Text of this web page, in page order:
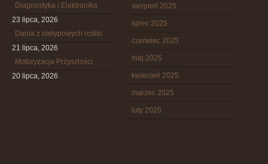
Diagnostyka i Elektronika
23 lipca, 2026
Dania z nietypowych roślin
21 lipca, 2026
Motoryzacja Przyszłości
20 lipca, 2026
sierpień 2025
lipiec 2025
czerwiec 2025
maj 2025
kwiecień 2025
marzec 2025
luty 2025